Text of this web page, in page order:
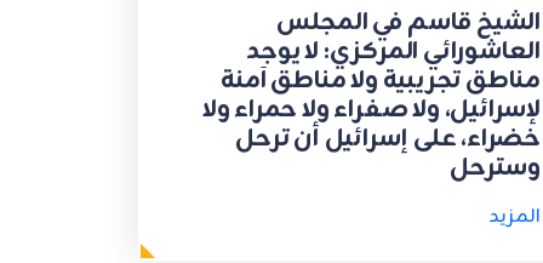
الشيخ قاسم في المجلس
العاشورائي المركزي: لا يوجد
مناطق تجريبية ولا مناطق آمنة
لإسرائيل، ولا صفراء ولا حمراء ولا
خضراء، على إسرائيل أن ترحل
وسترحل
المزيد